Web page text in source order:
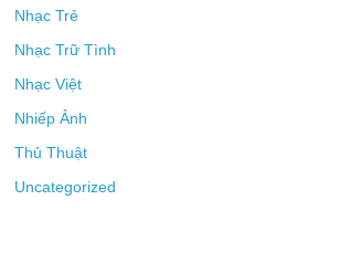
Nhạc Trẻ
Nhạc Trữ Tình
Nhạc Việt
Nhiếp Ảnh
Thủ Thuật
Uncategorized